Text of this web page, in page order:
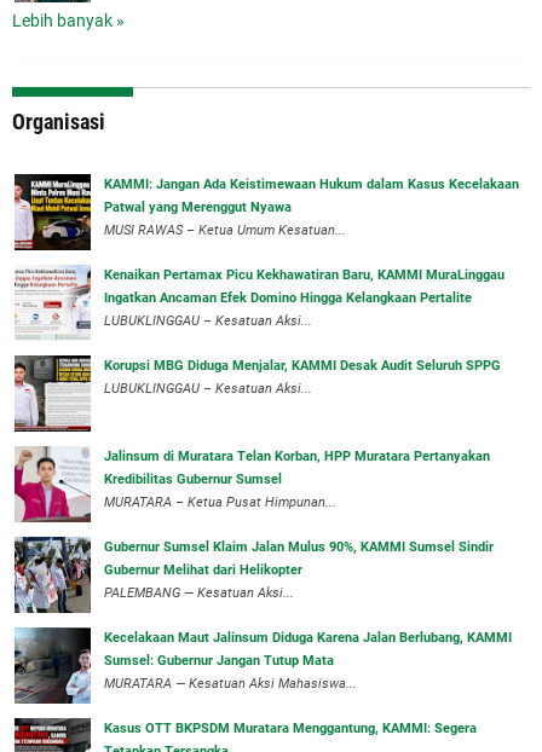
Lebih banyak »
Organisasi
‎KAMMI: Jangan Ada Keistimewaan Hukum dalam Kasus Kecelakaan
Patwal yang Merenggut Nyawa
‎MUSI RAWAS – Ketua Umum Kesatuan...
‎Kenaikan Pertamax Picu Kekhawatiran Baru, KAMMI MuraLinggau
Ingatkan Ancaman Efek Domino Hingga Kelangkaan Pertalite
‎LUBUKLINGGAU – Kesatuan Aksi...
Korupsi MBG Diduga Menjalar, KAMMI Desak Audit Seluruh SPPG
‎LUBUKLINGGAU – Kesatuan Aksi...
‎Jalinsum di Muratara Telan Korban, HPP Muratara Pertanyakan
Kredibilitas Gubernur Sumsel
MURATARA – Ketua Pusat Himpunan...
‎Gubernur Sumsel Klaim Jalan Mulus 90%, KAMMI Sumsel Sindir
Gubernur Melihat dari Helikopter
‎PALEMBANG — Kesatuan Aksi...
‎Kecelakaan Maut Jalinsum Diduga Karena Jalan Berlubang, KAMMI
Sumsel: Gubernur Jangan Tutup Mata
‎MURATARA — Kesatuan Aksi Mahasiswa...
‎Kasus OTT BKPSDM Muratara Menggantung, KAMMI: Segera